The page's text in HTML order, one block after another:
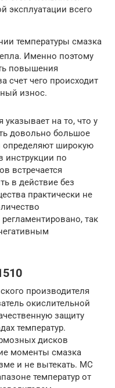
эксплуатации всего
температуры смазка
Именно поэтому
повышения
счет чего происходит
износ.
на то, что у
довольно большое
определяют широкую
инструкции по
встречается
в действие без
практически не
так
производителя
окислительной
защиту
температур.
дисков
моменты смазка
и не вытекать. МС
температур от